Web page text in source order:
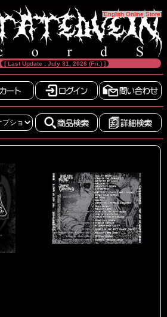
[English Online Store]
[ Last Update : July 31, 2026 (Fri.) ]